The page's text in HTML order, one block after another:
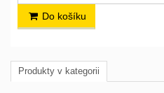
Do košíku
Produkty v kategorii